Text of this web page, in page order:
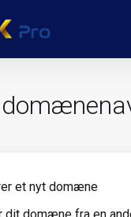
et nyt domæne